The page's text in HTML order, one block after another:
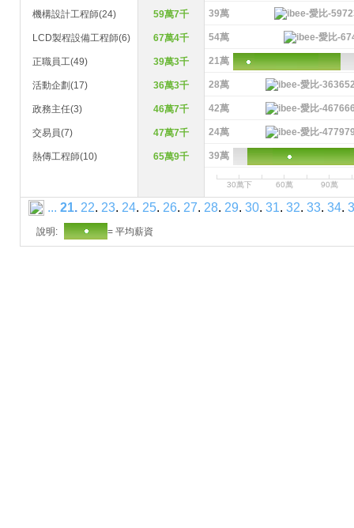
機構設計工程師(24) 59萬7千 39萬
LCD製程設備工程師(6) 67萬4千 54萬
正職員工(49) 39萬3千 21萬
活動企劃(17) 36萬3千 28萬
政務主任(3) 46萬7千 42萬
交易員(7) 47萬7千 24萬
熱傳工程師(10) 65萬9千 39萬
30萬下 60萬 90萬
... 21. 22. 23. 24. 25. 26. 27. 28. 29. 30. 31. 32. 33. 34.
說明: = 平均薪資